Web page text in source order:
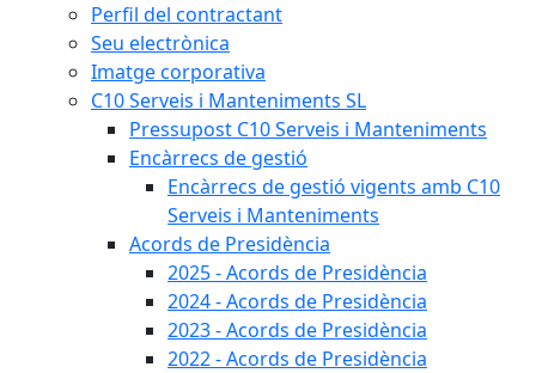
Perfil del contractant
Seu electrònica
Imatge corporativa
C10 Serveis i Manteniments SL
Pressupost C10 Serveis i Manteniments
Encàrrecs de gestió
Encàrrecs de gestió vigents amb C10
Serveis i Manteniments
Acords de Presidència
2025 - Acords de Presidència
2024 - Acords de Presidència
2023 - Acords de Presidència
2022 - Acords de Presidència